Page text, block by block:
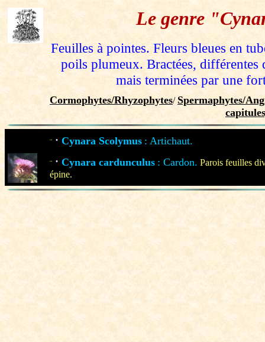
Le genre
Feuilles à pointes. Fleurs bleues en
poils plumeux. Bractées, différentes
mais terminées par une
Cormophytes/Rhyzophytes/ Spermaphytes/
¨ · Cynara Scolymus : Artichaut.
¨ · Cynara cardunculus : Cardon. Parois feuilles
épine.